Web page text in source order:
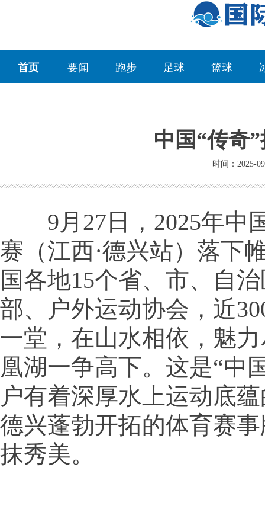
首页 要闻 跑步 足球 篮球
中国“传奇
时间：2025-
9月27日，2025年中
赛（江西·德兴站）落下
国各地15个省、市、自
部、户外运动协会，近
一堂，在山水相依，魅
凰湖一争高下。这是“中
户有着深厚水上运动底
德兴蓬勃开拓的体育赛
抹秀美。